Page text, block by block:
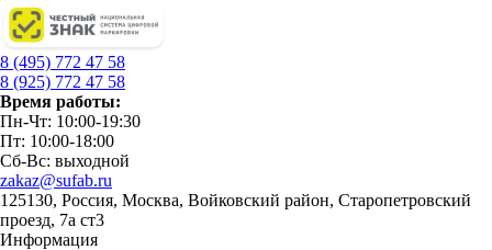
8 (495) 772 47 58
8 (925) 772 47 58
Время работы:
Пн-Чт: 10:00-19:30
Пт: 10:00-18:00
Сб-Вс: выходной
zakaz@sufab.ru
125130, Россия, Москва, Войковский район, Старопетровский
проезд, 7а ст3
Информация